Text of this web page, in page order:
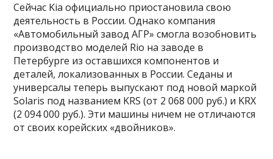
Сейчас Kia официально приостановила свою
деятельность в России. Однако компания
«Автомобильный завод АГР» смогла возобновить
производство моделей Rio на заводе в
Петербурге из оставшихся компонентов и
деталей, локализованных в России. Седаны и
универсалы теперь выпускают под новой маркой
Solaris под названием KRS (от 2 068 000 руб.) и KRX
(2 094 000 руб.). Эти машины ничем не отличаются
от своих корейских «двойников».